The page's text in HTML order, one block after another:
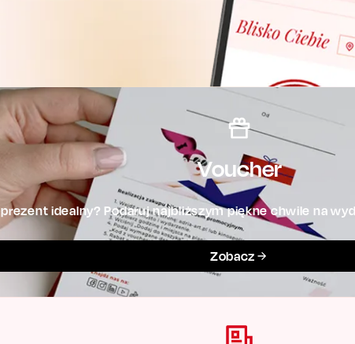
Voucher
idealny? Podaruj najbliższym piękne chwile na
Zobacz